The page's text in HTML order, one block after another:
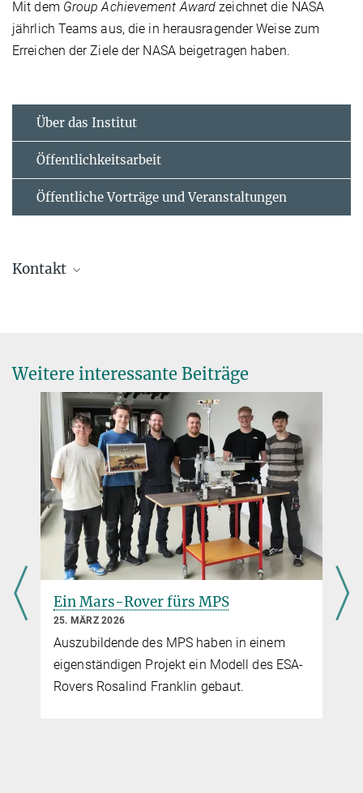
Mit dem Group Achievement Award zeichnet die NASA
jährlich Teams aus, die in herausragender Weise zum
Erreichen der Ziele der NASA beigetragen haben.
Über das Institut
Öffentlichkeitsarbeit
Öffentliche Vorträge und Veranstaltungen
Kontakt
krummheuer@...
Max-Planck-Institut für Sonnensystemforschung, Göttingen
Weitere interessante Beiträge
Ein Mars-Rover fürs MPS
25. MÄRZ 2026
Auszubildende des MPS haben in einem
eigenständigen Projekt ein Modell des ESA-
Rovers Rosalind Franklin gebaut.